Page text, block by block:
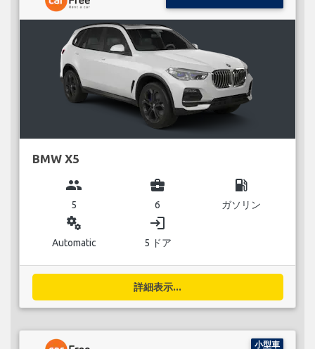
BMW X5
group
5
business_center
6
local_gas_station
ガソリン
miscellaneous_services
Automatic
login
5 ドア
詳細表示...
小型車